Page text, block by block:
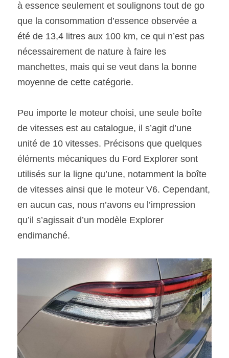
à essence seulement et soulignons tout de go
que la consommation d’essence observée a
été de 13,4 litres aux 100 km, ce qui n’est pas
nécessairement de nature à faire les
manchettes, mais qui se veut dans la bonne
moyenne de cette catégorie.
Peu importe le moteur choisi, une seule boîte
de vitesses est au catalogue, il s’agit d’une
unité de 10 vitesses. Précisons que quelques
éléments mécaniques du Ford Explorer sont
utilisés sur la ligne qu’une, notamment la boîte
de vitesses ainsi que le moteur V6. Cependant,
en aucun cas, nous n’avons eu l’impression
qu’il s’agissait d’un modèle Explorer
endimanché.